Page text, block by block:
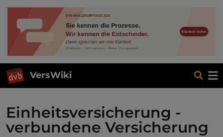
VersWiki
Einheitsversicherung -
verbundene Versicherung